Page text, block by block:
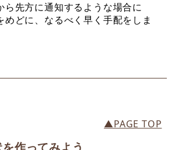
ら先方に通知するような場合に
めどに、なるべく早く手配をしま
▲PAGE TOP
作ってみよう